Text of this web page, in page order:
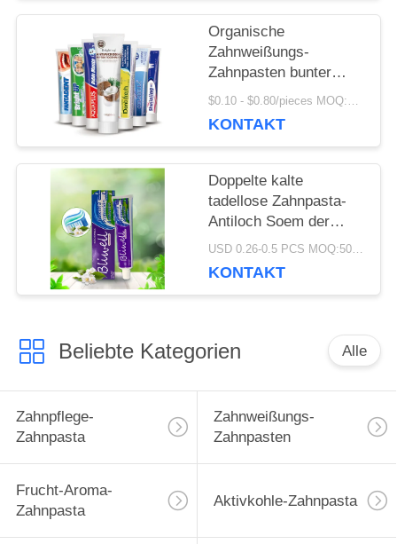
DATENSCHUTZ-
BESTIMMUNGEN
Organische
Zahnweißungs-
Zahnpasten bunter
Crystal Anti Cavity
$0.10 - $0.80/pieces MOQ:500 Stücke
KONTAKT
Doppelte kalte
tadellose Zahnpasta-
Antiloch Soem der
Zahnweißungs-300g
USD 0.26-0.5 PCS MOQ:500pcs-30000pcs
KONTAKT
Beliebte Kategorien Alle
Zahnpflege-
Zahnpasta
Zahnweißungs-
Zahnpasten
Frucht-Aroma-
Zahnpasta
Aktivkohle-Zahnpasta